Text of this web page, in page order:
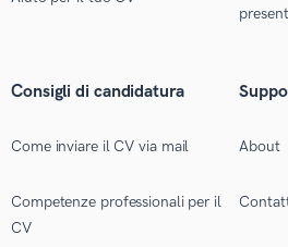
Consigli di candidatura
Come inviare il CV via mail
Competenze professionali per il
CV
About